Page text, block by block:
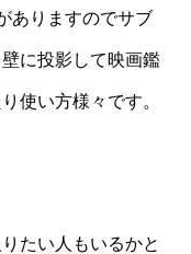
ありますのでサブ
に投影して映画鑑
使い方様々です。
たい人もいるかと